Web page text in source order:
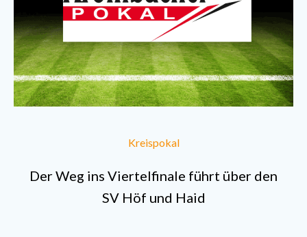
Kreispokal
Der Weg ins Viertelfinale führt über den
SV Höf und Haid